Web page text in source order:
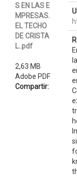
S EN LAS E
MPRESAS.
EL TECHO
DE CRISTA
L..pdf
2,63 MB
Adobe PDF
Compartir: